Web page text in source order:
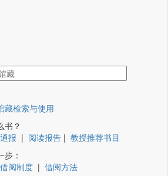
藏检索与使用
书？
报 | 阅读报告 | 教授推荐书目
步：
借阅制度 | 借阅方法